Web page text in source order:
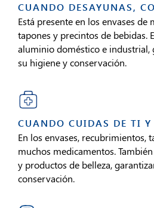
CUANDO DESAYUNAS,
Está presente en los envases de
tapones y precintos de bebidas.
aluminio doméstico e industrial,
su higiene y conservación.
CUANDO CUIDAS DE TI Y
En los envases, recubrimientos,
muchos medicamentos.
y productos de belleza,
conservación.